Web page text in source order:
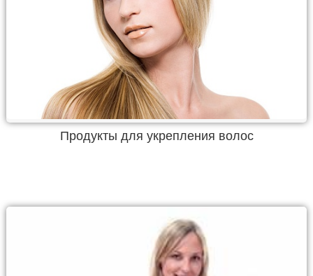
Продукты для укрепления волос